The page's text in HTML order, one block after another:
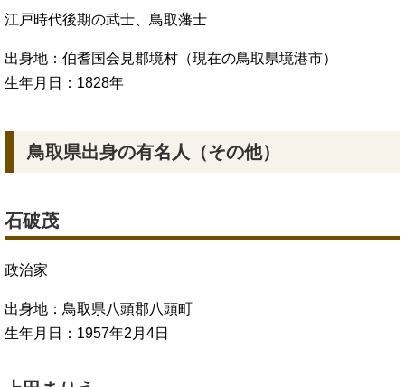
江戸時代後期の武士、鳥取藩士
出身地：伯耆国会見郡境村（現在の鳥取県境港市）
生年月日：1828年
鳥取県出身の有名人（その他）
石破茂
政治家
出身地：鳥取県八頭郡八頭町
生年月日：1957年2月4日